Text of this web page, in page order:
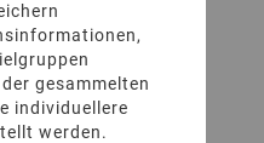
gesammelten
individuellere
werden.